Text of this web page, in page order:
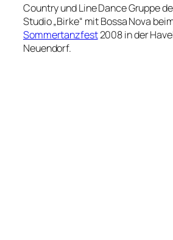
Country und Line Dance Gruppe
Studio „Birke“ mit Bossa Nova
Sommertanzfest2008 in der
Neuendorf.